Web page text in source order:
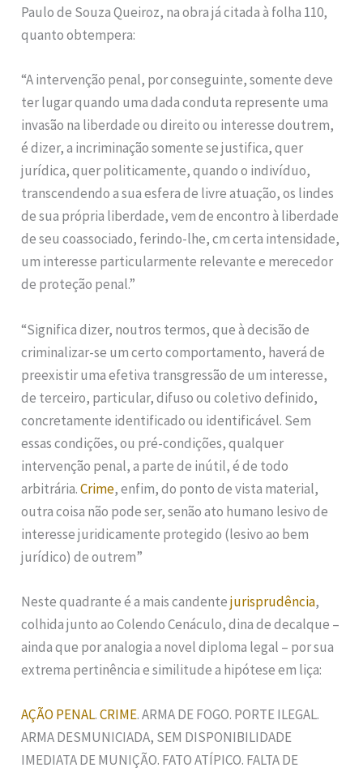
Paulo de Souza Queiroz, na obra já citada à folha 110,
quanto obtempera:
“A intervenção penal, por conseguinte, somente deve
ter lugar quando uma dada conduta represente uma
invasão na liberdade ou direito ou interesse doutrem,
é dizer, a incriminação somente se justifica, quer
jurídica, quer politicamente, quando o indivíduo,
transcendendo a sua esfera de livre atuação, os lindes
de sua própria liberdade, vem de encontro à liberdade
de seu coassociado, ferindo-lhe, cm certa intensidade,
um interesse particularmente relevante e merecedor
de proteção penal.”
“Significa dizer, noutros termos, que à decisão de
criminalizar-se um certo comportamento, haverá de
preexistir uma efetiva transgressão de um interesse,
de terceiro, particular, difuso ou coletivo definido,
concretamente identificado ou identificável. Sem
essas condições, ou pré-condições, qualquer
intervenção penal, a parte de inútil, é de todo
arbitrária.Crime, enfim, do ponto de vista material,
outra coisa não pode ser, senão ato humano lesivo de
interesse juridicamente protegido (lesivo ao bem
jurídico) de outrem”
Neste quadrante é a mais candentejurisprudência,
colhida junto ao Colendo Cenáculo, dina de decalque –
ainda que por analogia a novel diploma legal – por sua
extrema pertinência e similitude a hipótese em liça:
AÇÃO PENAL.CRIME. ARMA DE FOGO. PORTE ILEGAL.
ARMA DESMUNICIADA, SEM DISPONIBILIDADE
IMEDIATA DE MUNIÇÃO. FATO ATÍPICO. FALTA DE